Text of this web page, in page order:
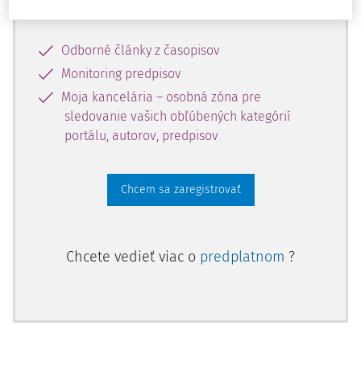
Odborné články z časopisov
Monitoring predpisov
Moja kancelária – osobná zóna pre
sledovanie vašich obľúbených kategórií
portálu, autorov, predpisov
Chcem sa zaregistrovať
Chcete vedieť viac o predplatnom ?